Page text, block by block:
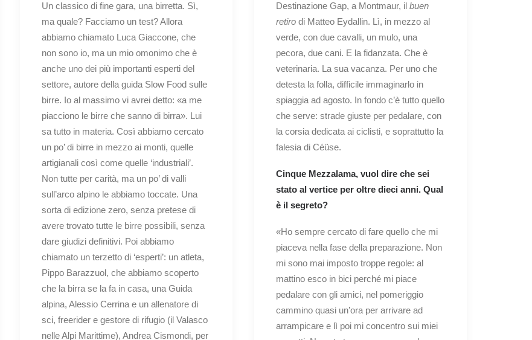
Un classico di fine gara, una birretta. Sì,
ma quale? Facciamo un test? Allora
abbiamo chiamato Luca Giaccone, che
non sono io, ma un mio omonimo che è
anche uno dei più importanti esperti del
settore, autore della guida Slow Food sulle
birre. Io al massimo vi avrei detto: «a me
piacciono le birre che sanno di birra». Lui
sa tutto in materia. Così abbiamo cercato
un po’ di birre in mezzo ai monti, quelle
artigianali così come quelle ‘industriali’.
Non tutte per carità, ma un po’ di valli
sull’arco alpino le abbiamo toccate. Una
sorta di edizione zero, senza pretese di
avere trovato tutte le birre possibili, senza
dare giudizi definitivi. Poi abbiamo
chiamato un terzetto di ‘esperti’: un atleta,
Pippo Barazzuol, che abbiamo scoperto
che la birra se la fa in casa, una Guida
alpina, Alessio Cerrina e un allenatore di
sci, freerider e gestore di rifugio (il Valasco
nelle Alpi Marittime), Andrea Cismondi, per
Destinazione Gap, a Montmaur, il buen
retiro di Matteo Eydallin. Lì, in mezzo al
verde, con due cavalli, un mulo, una
pecora, due cani. E la fidanzata. Che è
veterinaria. La sua vacanza. Per uno che
detesta la folla, difficile immaginarlo in
spiaggia ad agosto. In fondo c’è tutto quello
che serve: strade giuste per pedalare, con
la corsia dedicata ai ciclisti, e soprattutto la
falesia di Céüse.
Cinque Mezzalama, vuol dire che sei
stato al vertice per oltre dieci anni. Qual
è il segreto?
«Ho sempre cercato di fare quello che mi
piaceva nella fase della preparazione. Non
mi sono mai imposto troppe regole: al
mattino esco in bici perché mi piace
pedalare con gli amici, nel pomeriggio
cammino quasi un’ora per arrivare ad
arrampicare e lì poi mi concentro sui miei